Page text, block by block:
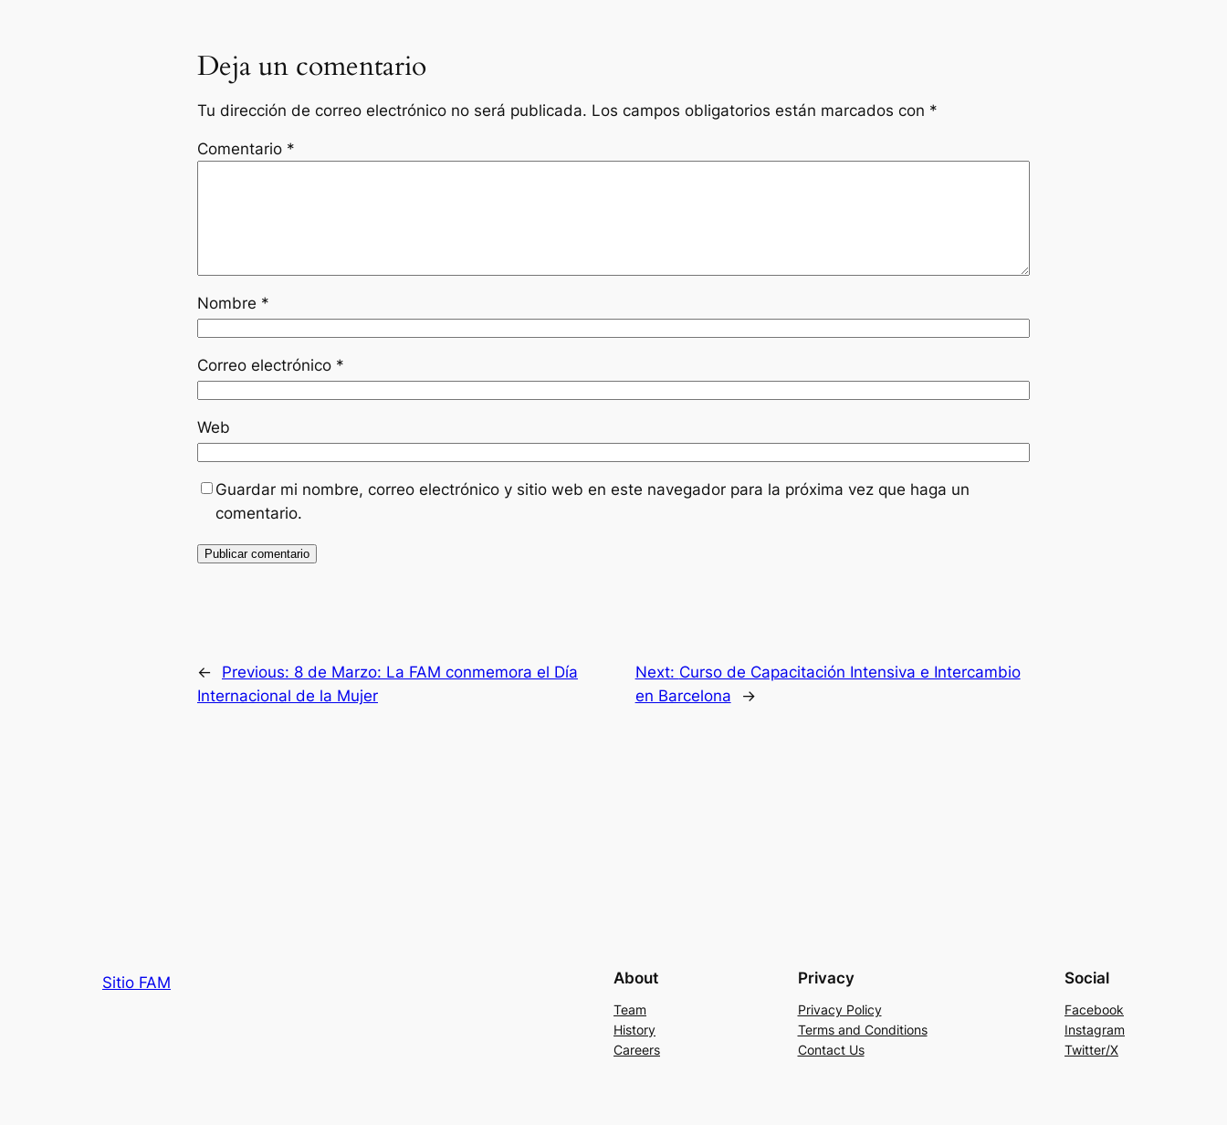
Deja un comentario
Tu dirección de correo electrónico no será publicada. Los campos obligatorios están marcados con *
Comentario *
Nombre *
Correo electrónico *
Web
Guardar mi nombre, correo electrónico y sitio web en este navegador para la próxima vez que haga un
comentario.
← Previous: 8 de Marzo: La FAM conmemora el Día
Internacional de la Mujer
Next: Curso de Capacitación Intensiva e Intercambio
en Barcelona
→
Sitio FAM About
Team
History
Careers
Privacy
Privacy Policy
Terms and Conditions
Contact Us
Social
Facebook
Instagram
Twitter/X